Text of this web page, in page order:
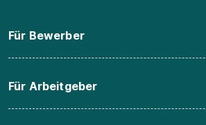
Für Bewerber
Für Arbeitgeber